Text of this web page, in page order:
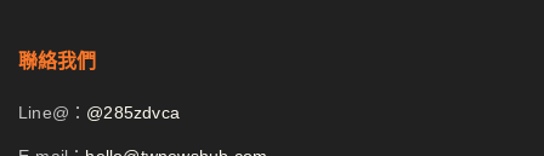
聯絡我們
Line@： @285zdvca